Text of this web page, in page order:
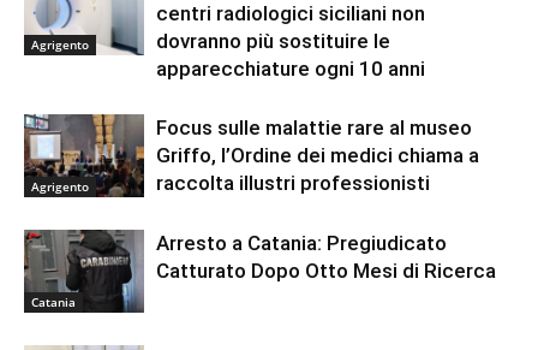
Agrigento
centri radiologici siciliani non
dovranno più sostituire le
apparecchiature ogni 10 anni
Agrigento
Focus sulle malattie rare al museo
Griffo, l’Ordine dei medici chiama a
raccolta illustri professionisti
Catania
Arresto a Catania: Pregiudicato
Catturato Dopo Otto Mesi di Ricerca